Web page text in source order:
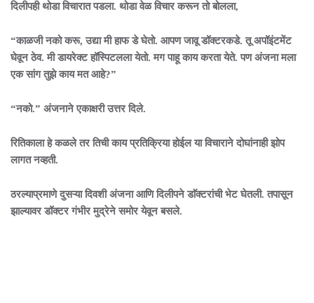
दिलीपही थोडा विचारात पडला. थोडा वेळ विचार करून तो बोलला,
“काळजी नको करू, उद्या मी हाफ डे घेतो. आपण जावू डॉक्टरकडे. तू अपॉइंटमेंट
घेवून ठेव. मी डायरेक्ट हॉस्पिटलला येतो. मग पाहू काय करता येते. पण अंजना मला
एक सांग तुझे काय मत आहे?”
“नको.” अंजनाने एकाक्षरी उत्तर दिले.
रितिकाला हे कळले तर तिची काय प्रतिक्रिया होईल या विचाराने दोघांनाही झोप
लागत नव्हती.
ठरल्याप्रमाणे दुसऱ्या दिवशी अंजना आणि दिलीपने डाॅक्टरांची भेट घेतली. तपासून
झाल्यावर डॉक्टर गंभीर मुद्रेने समोर येवून बसले.